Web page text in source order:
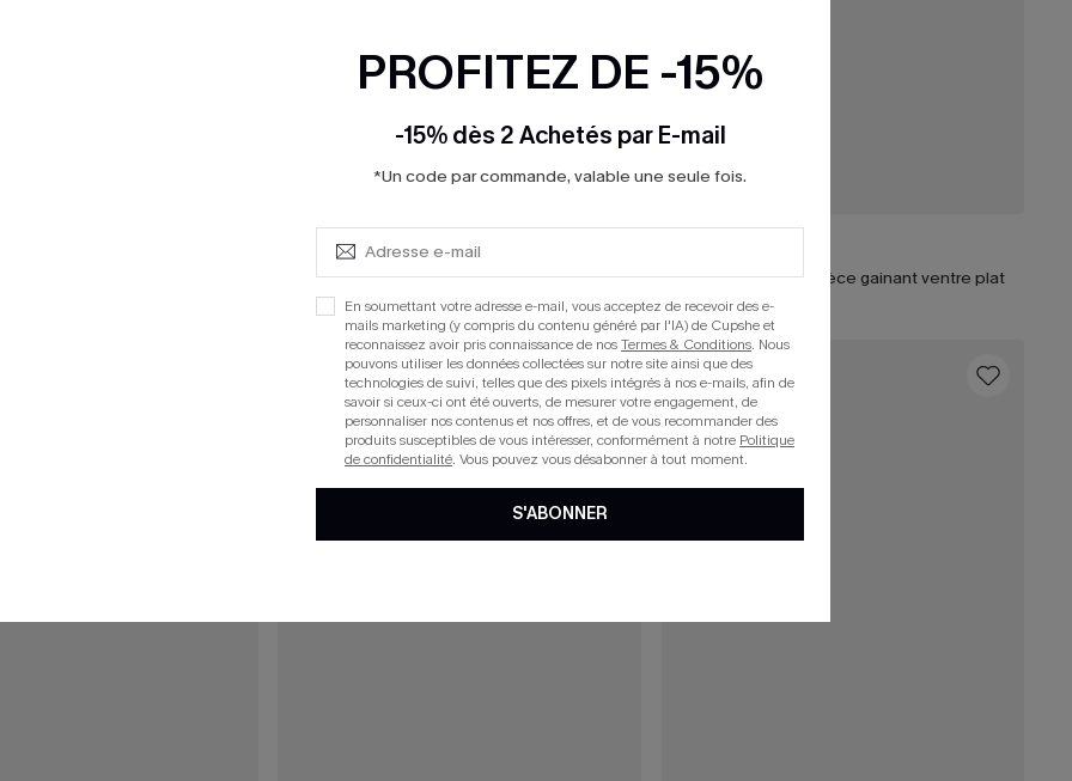
35,00 €
Maillot de bain une pièce à dos nu en mesh noir
Maillot de bain une pièce gainant ventre plat
16
PROFITEZ DE -15%
-15% dès 2 Achetés par E-mail
*Un code par commande, valable une seule fois.
En soumettant votre adresse e-mail, vous acceptez de recevoir des e-
mails marketing (y compris du contenu généré par l'IA) de Cupshe et
reconnaissez avoir pris connaissance de nosTermes & Conditions. Nous
pouvons utiliser les données collectées sur notre site ainsi que des
technologies de suivi, telles que des pixels intégrés à nos e-mails, afin de
savoir si ceux-ci ont été ouverts, de mesurer votre engagement, de
personnaliser nos contenus et nos offres, et de vous recommander des
produits susceptibles de vous intéresser, conformément à notre Politique
de confidentialité. Vous pouvez vous désabonner à tout moment.
S'ABONNER